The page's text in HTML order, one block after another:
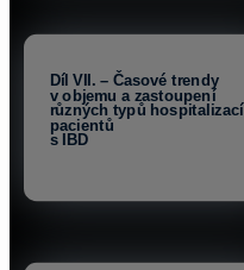
Díl VII. – Časové trendy
v objemu a zastoupení
různých typů hospitalizací
pacientů
s IBD